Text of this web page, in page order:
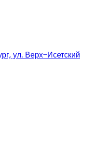
ул. Верх-Исетский